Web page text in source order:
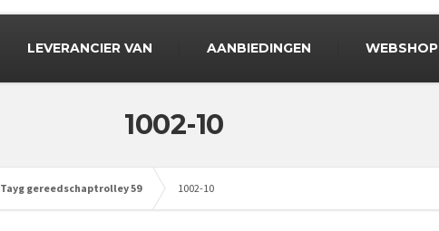
LEVERANCIER VAN AANBIEDINGEN WEBSHOP
1002-10
Tayg gereedschaptrolley 59 1002-10